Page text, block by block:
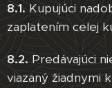
8.1. Kupujúci
zaplatením celej
8.2. Predávajúci
viazaný žiadnymi